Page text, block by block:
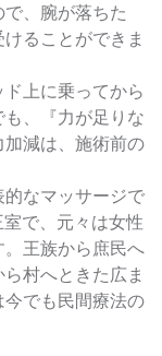
、腕が落ちた
ることができま
上に乗ってから
、『力が足りな
減は、施術前の
なマッサージで
で、元々は女性
王族から庶民へ
村へときた広ま
でも民間療法の